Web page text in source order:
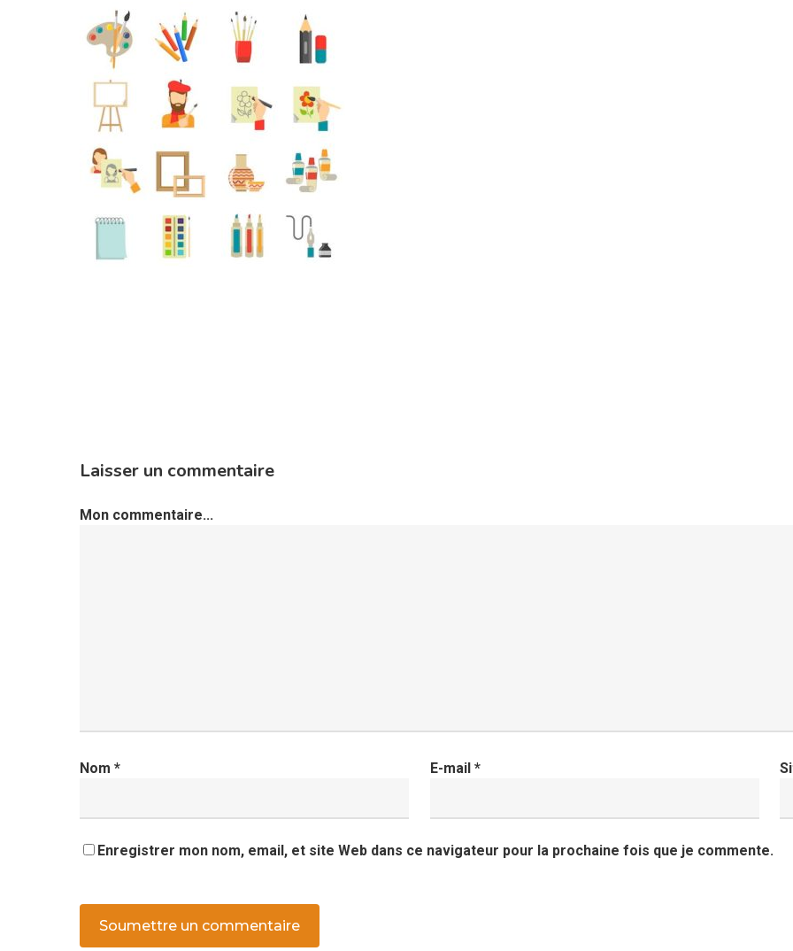
Laisser un commentaire
Mon commentaire...
Nom * E-mail *
Enregistrer mon nom, email, et site Web dans ce navigateur pour la prochaine fois que je commente.